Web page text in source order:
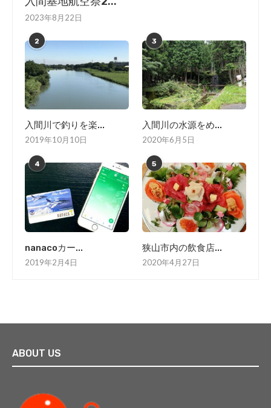
2023年8月22日
2
入間川で釣りを楽...
2019年10月10日
3
入間川の水源をめ...
2020年6月5日
4
nanacoカー...
2019年2月4日
5
狭山市内の飲食店...
2020年4月27日
ABOUT US